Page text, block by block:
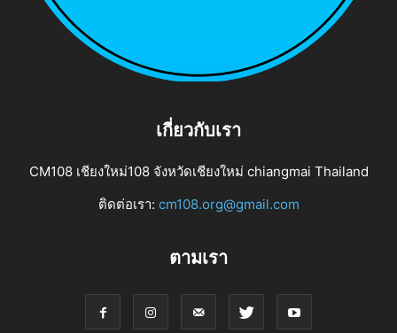
เกี่ยวกับเรา
CM108 เชียงใหม่108 จังหวัดเชียงใหม่ chiangmai Thailand
ติดต่อเรา: cm108.org@gmail.com
ตามเรา